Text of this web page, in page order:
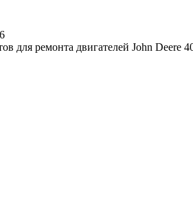
для ремонта двигателей John Deere